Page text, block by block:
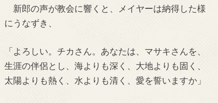
新郎の声が教会に響くと、メイヤーは納得した様
にうなずき、
「よろしい。チカさん。あなたは、マサキさんを、
生涯の伴侶とし、海よりも深く、大地よりも固く、
太陽よりも熱く、水よりも清く、愛を誓いますか」